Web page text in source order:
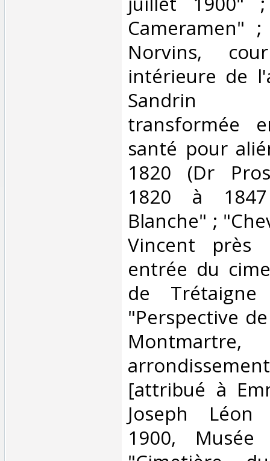
Cameramen"
Norvins,
intérieure de
Sandrin
transformée
santé pour
1820 (Dr
1820 à
Blanche" ;
Vincent près
entrée du
de
"Perspective
[attribué à
Joseph
1900,